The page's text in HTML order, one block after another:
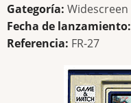
Gategoría: Widescreen
Fecha de lanzamiento:
Referencia: FR-27